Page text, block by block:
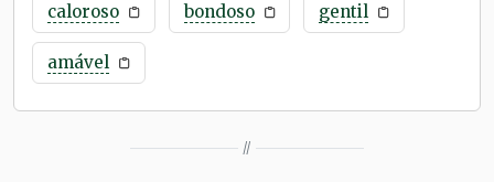
caloroso bondoso gentil
amável
//